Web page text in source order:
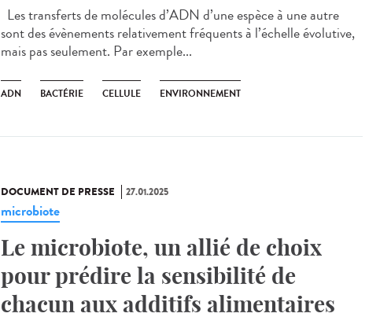
Les transferts de molécules d’ADN d’une espèce à une autre
sont des évènements relativement fréquents à l’échelle évolutive,
mais pas seulement. Par exemple...
ADN BACTÉRIE CELLULE ENVIRONNEMENT
DOCUMENT DE PRESSE 27.01.2025
microbiote
Le microbiote, un allié de choix
pour prédire la sensibilité de
chacun aux additifs alimentaires